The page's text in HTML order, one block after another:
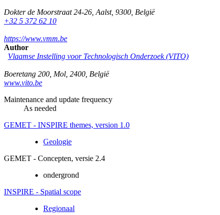
Dokter de Moorstraat 24-26 Aalst, 9300 België
+32 5 372 62 10
https://www.vmm.be
Author
Vlaamse Instelling voor Technologisch Onderzoek (VITO)
Boeretang 200 Mol 2400 België
www.vito.be
Maintenance and update frequency
As needed
GEMET - INSPIRE themes, version 1.0
Geologie
GEMET - Concepten, versie 2.4
ondergrond
INSPIRE - Spatial scope
Regionaal